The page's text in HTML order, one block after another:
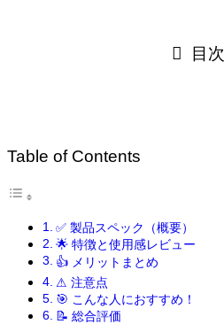
目次
Table of Contents
✅ 製品スペック（概要）
🌟 特徴と使用感レビュー
👍 メリットまとめ
⚠ 注意点
🎯 こんな人におすすめ！
📝 総合評価